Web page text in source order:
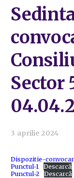
Sector
3 aprilie 2024
Dispozitie-
Punctul-1
Descarcă
Punctul-2
Descarcă